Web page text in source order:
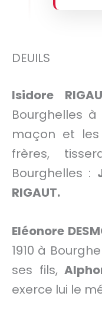
DEUILS
Isidore
Bourghelles
maçon et
frères,
Bourghelles :
RIGAUT.
Eléonore
1910 à
ses fils,
exerce lui le